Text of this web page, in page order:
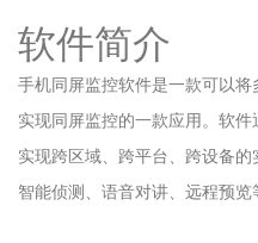
软件简介
手机同屏监控软件是一款可以将
实现同屏监控的一款应用。软件
实现跨区域、跨平台、跨设备
智能侦测、语音对讲、远程预览